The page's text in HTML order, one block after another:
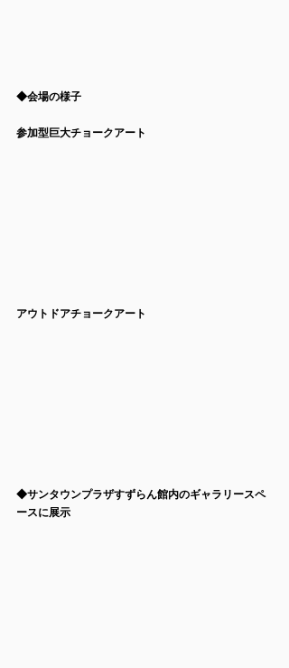
◆会場の様子
参加型巨大チョークアート
アウトドアチョークアート
◆サンタウンプラザすずらん館内のギャラリースペ
ースに展示